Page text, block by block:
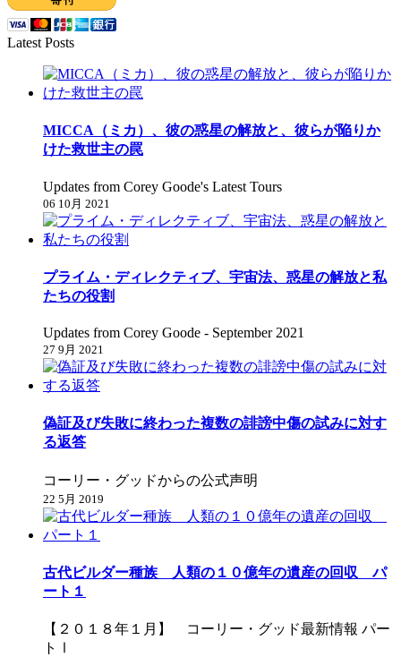
Latest Posts
MICCA（ミカ）、彼の惑星の解放と、彼らが陥りか
けた救世主の罠
Updates from Corey Goode's Latest Tours
06 10月 2021
プライム・ディレクティブ、宇宙法、惑星の解放と私
たちの役割
Updates from Corey Goode - September 2021
27 9月 2021
偽証及び失敗に終わった複数の誹謗中傷の試みに対す
る返答
コーリー・グッドからの公式声明
22 5月 2019
古代ビルダー種族 人類の１０億年の遺産の回収 パ
ート１
【２０１８年１月】 コーリー・グッド最新情報 パー
トⅠ